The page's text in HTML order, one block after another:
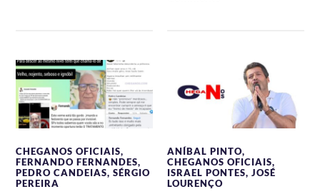
CHEGANOS OFICIAIS,
FERNANDO FERNANDES,
PEDRO CANDEIAS,SÉRGIO
PEREIRA
ANÍBAL PINTO,
CHEGANOS OFICIAIS,
ISRAEL PONTES,JOSÉ
LOURENÇO